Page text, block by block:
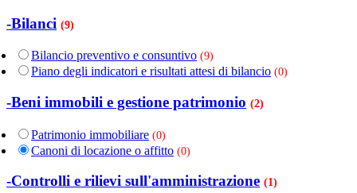
-Bilanci (9)
Bilancio preventivo e consuntivo (9)
Piano degli indicatori e risultati attesi di bilancio (0)
-Beni immobili e gestione patrimonio (2)
Patrimonio immobiliare (0)
Canoni di locazione o affitto (0)
-Controlli e rilievi sull'amministrazione (1)